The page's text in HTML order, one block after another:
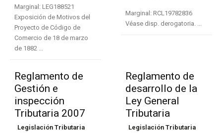
Marginal: LEG188521
Exposición de Motivos del
Proyecto de Código de
Comercio de 18 de marzo
Marginal: RCL19782836
Reglamento de
Gestión e
inspección
Tributaria 2007
Legislación Tributaria
Reglamento de
desarrollo de la
Ley General
Tributaria
Legislación Tributaria